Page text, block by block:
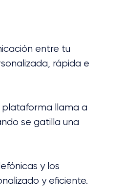
entre tu
rápida e
plataforma llama a
se gatilla una
y los
y eficiente.